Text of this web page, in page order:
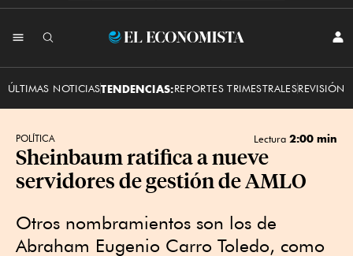
El
ÚLTIMAS NOTICIASTENDENCIAS:REPORTES TRIMESTRALESREVISIÓN
POLÍTICA Lectura 2:00 min
Sheinbaum ratifica a nueve
servidores de gestión de AMLO
Otros nombramientos son los de
Abraham Eugenio Carro Toledo, como